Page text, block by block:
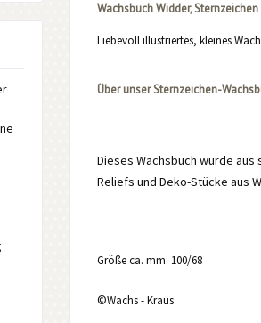
Wachsbuch Widder,
Liebevoll illustriertes, kleines
Über unser Sternzeichen-
Dieses Wachsbuch wurde
Reliefs und Deko-Stücke aus
Größe ca. mm: 100/68
©Wachs - Kraus